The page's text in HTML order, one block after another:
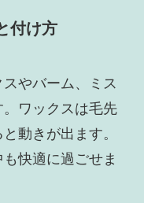
付け方
やバーム、ミス
。ワックスは毛先
動きが出ます。
快適に過ごせま